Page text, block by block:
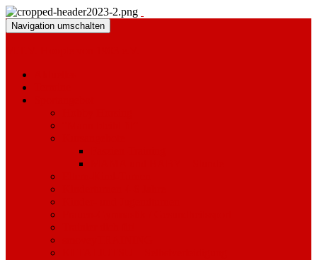
Navigation umschalten